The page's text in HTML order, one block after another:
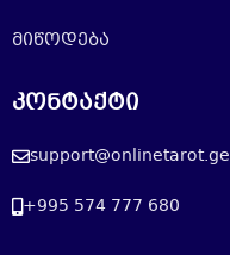
მიწოდება
კონტაქტი
support@onlinetarot.ge
+995 574 777 680